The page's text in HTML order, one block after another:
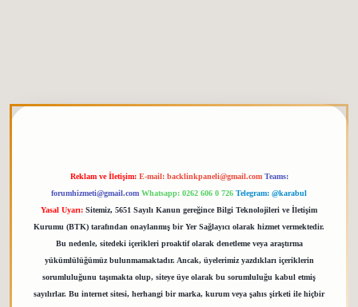
Reklam ve İletişim: E-mail: backlinkpaneli@gmail.com Teams:
forumhizmeti@gmail.com Whatsapp: 0262 606 0 726 Telegram: @karabul
Yasal Uyarı: Sitemiz, 5651 Sayılı Kanun gereğince Bilgi Teknolojileri ve İletişim
Kurumu (BTK) tarafından onaylanmış bir Yer Sağlayıcı olarak hizmet vermektedir.
Bu nedenle, sitedeki içerikleri proaktif olarak denetleme veya araştırma
yükümlülüğümüz bulunmamaktadır. Ancak, üyelerimiz yazdıkları içeriklerin
sorumluluğunu taşımakta olup, siteye üye olarak bu sorumluluğu kabul etmiş
sayılırlar. Bu internet sitesi, herhangi bir marka, kurum veya şahıs şirketi ile hiçbir